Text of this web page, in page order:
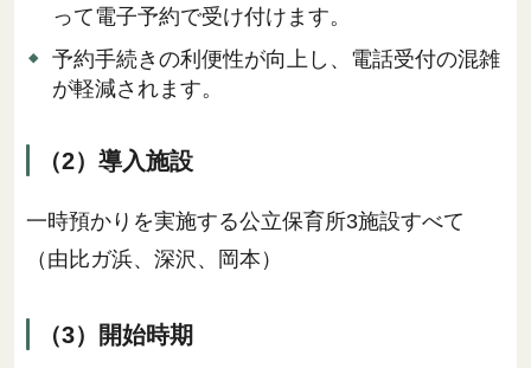
って電子予約で受け付けます。
予約手続きの利便性が向上し、電話受付の混雑
が軽減されます。
（2）導入施設
一時預かりを実施する公立保育所3施設すべて
（由比ガ浜、深沢、岡本）
（3）開始時期